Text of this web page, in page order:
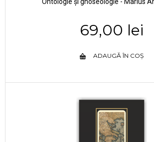
69,00 lei
ADAUGĂ ÎN COȘ